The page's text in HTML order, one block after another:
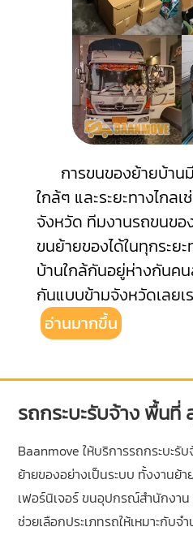
การขนของย้ายบ้านมี
ใกล้ๆ และระยะทางไกล
จังหวัด ทีมงานรถขนขอ
ขนย้ายของได้ในทุกระย
บ้านใกล้กันอยู่ห่างกันคน
กันแบบข้ามจังหวัดเลยเ
อ่านมากขึ้น
รถกระบะรับจ้าง พื้นที่
Baanmove ให้บริการรถกระบะรั
ย้ายของอย่างเป็นระบบ ทั้งงานย้
เฟอร์นิเจอร์ ขนอุปกรณ์สำนักงาน
ช่วยเลือกประเภทรถให้เหมาะกับจ